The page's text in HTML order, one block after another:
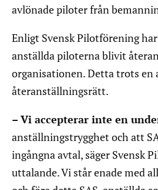
avlönade piloter från
Enligt Svensk Pilotförening
anställda piloterna blivit
organisationen. Detta trots en
återanställningsrätt.
– Vi accepterar inte en
anställningstrygghet och att
ingångna avtal, säger Svensk
uttalande. Vi står enade med